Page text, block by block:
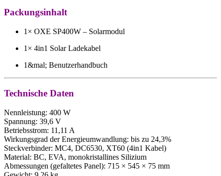
Packungsinhalt
1× OXE SP400W – Solarmodul
1× 4in1 Solar Ladekabel
1&mal; Benutzerhandbuch
Technische Daten
Nennleistung: 400 W
Spannung: 39,6 V
Betriebsstrom: 11,11 A
Wirkungsgrad der Energieumwandlung: bis zu 24,3%
Steckverbinder: MC4, DC6530, XT60 (4in1 Kabel)
Material: BC, EVA, monokristallines Silizium
Abmessungen (gefaltetes Panel): 715 × 545 × 75 mm